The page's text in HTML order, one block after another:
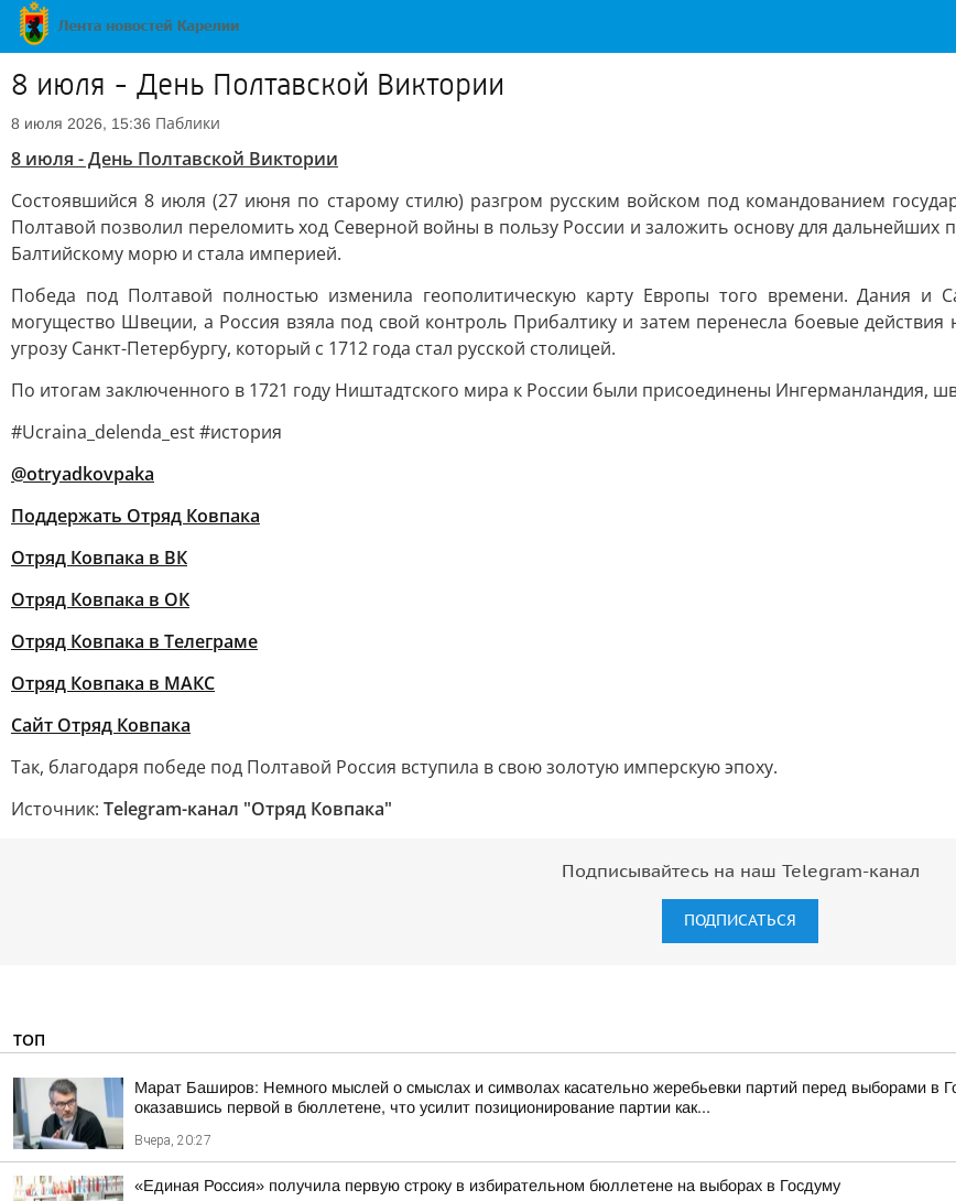
8 июля - День Полтавской Виктории
8 июля 2026, 15:36 Паблики
8 июля - День Полтавской Виктории
Состоявшийся 8 июля (27 июня по старому стилю) разгром русским войском под командованием
Полтавой позволил переломить ход Северной войны в пользу России и заложить основу для дальнейших
Балтийскому морю и стала империей.
Победа под Полтавой полностью изменила геополитическую карту Европы того времени. Дания и
могущество Швеции, а Россия взяла под свой контроль Прибалтику и затем перенесла боевые
угрозу Санкт-Петербургу, который с 1712 года стал русской столицей.
По итогам заключенного в 1721 году Ништадтского мира к России были присоединены Ингерманландия,
#Ucraina_delenda_est #история
@otryadkovpaka
Поддержать Отряд Ковпака
Отряд Ковпака в ВК
Отряд Ковпака в ОК
Отряд Ковпака в Телеграме
Отряд Ковпака в МАКС
Сайт Отряд Ковпака
Так, благодаря победе под Полтавой Россия вступила в свою золотую имперскую эпоху.
Источник: Telegram-канал "Отряд Ковпака"
Подписывайтесь на наш Telegram-канал
ПОДПИСАТЬСЯ
ТОП
Марат Баширов: Немного мыслей о смыслах и символах касательно жеребьевки партий перед выборами
оказавшись первой в бюллетене, что усилит позиционирование партии как...
Вчера, 20:27
«Единая Россия» получила первую строку в избирательном бюллетене на выборах в Госдуму